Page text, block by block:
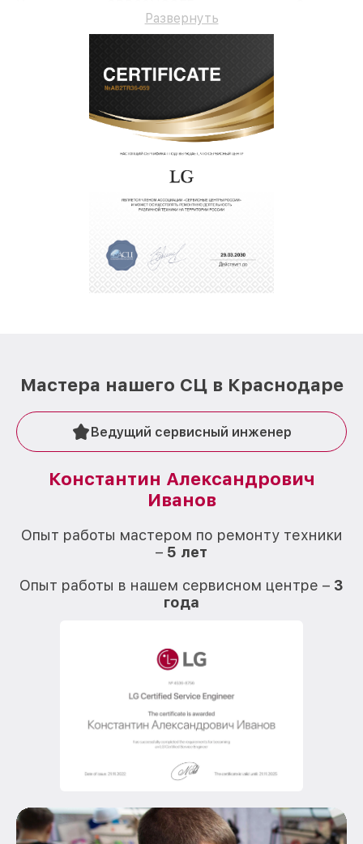
Развернуть
Мастера нашего СЦ в Краснодаре
Ведущий сервисный инженер
Константин Александрович
Иванов
Опыт работы мастером по ремонту техники
– 5 лет
Опыт работы в нашем сервисном центре – 3
года